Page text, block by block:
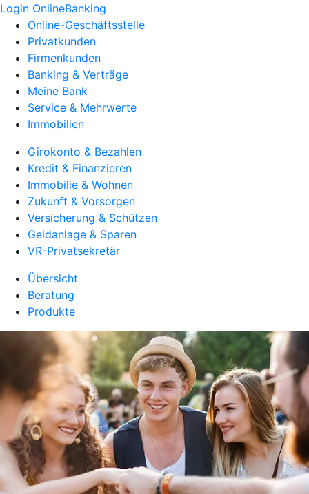
Login OnlineBanking
Online-Geschäftsstelle
Privatkunden
Firmenkunden
Banking & Verträge
Meine Bank
Service & Mehrwerte
Immobilien
Girokonto & Bezahlen
Kredit & Finanzieren
Immobilie & Wohnen
Zukunft & Vorsorgen
Versicherung & Schützen
Geldanlage & Sparen
VR-Privatsekretär
Übersicht
Beratung
Produkte